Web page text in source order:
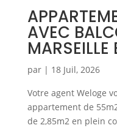
AVEC
MARSEILLE
par | 18 Juil, 2026
Votre agent Weloge
appartement de
de 2,85m2 en plein